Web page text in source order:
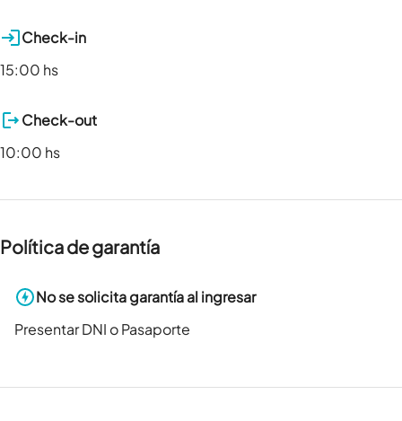
Check-in
15:00 hs
Check-out
10:00 hs
Política de garantía
No se solicita garantía al ingresar
Presentar DNI o Pasaporte